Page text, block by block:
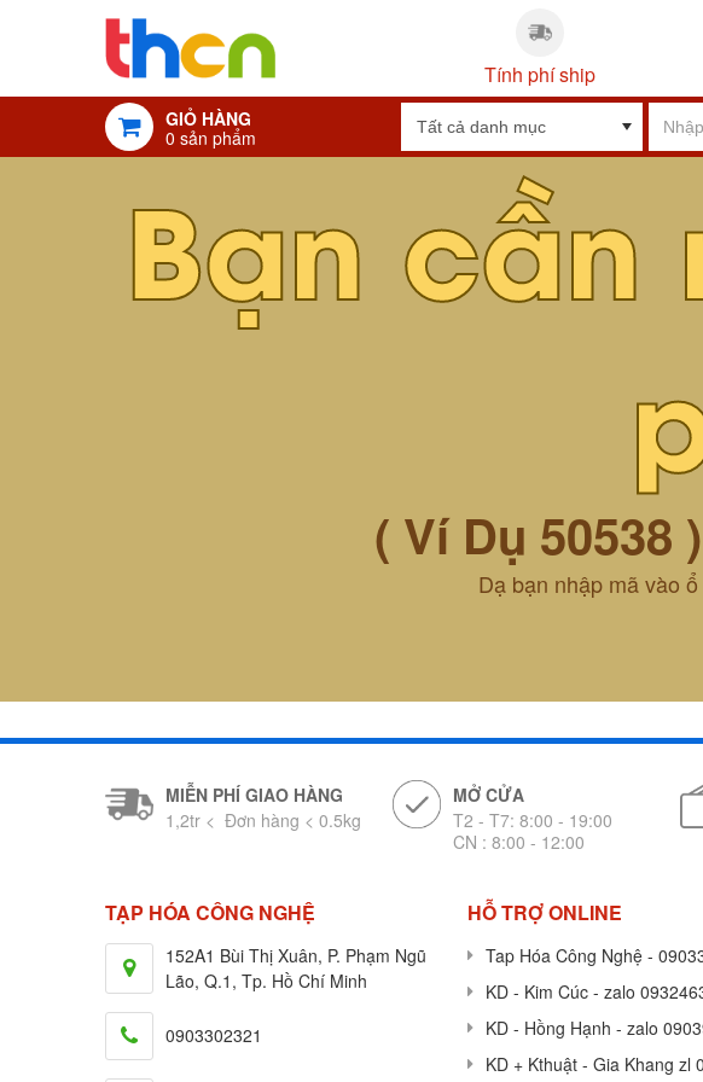
Tính phí ship
GIỎ HÀNG
0 sản phẩm
Bạn cần
( Ví Dụ 50538
Dạ bạn nhập mã vào
MIỄN PHÍ GIAO HÀNG
1,2tr < Đơn hàng < 0.5kg
MỞ CỬA
T2 - T7: 8:00 - 19:00
CN : 8:00 - 12:00
TẠP HÓA CÔNG NGHỆ
152A1 Bùi Thị Xuân, P. Phạm Ngũ
Lão, Q.1, Tp. Hồ Chí Minh
0903302321
HỖ TRỢ ONLINE
Tap Hóa Công Nghệ -
KD - Kim Cúc - zalo
KD - Hồng Hạnh - zalo
KD + Kthuật - Gia Khang zl